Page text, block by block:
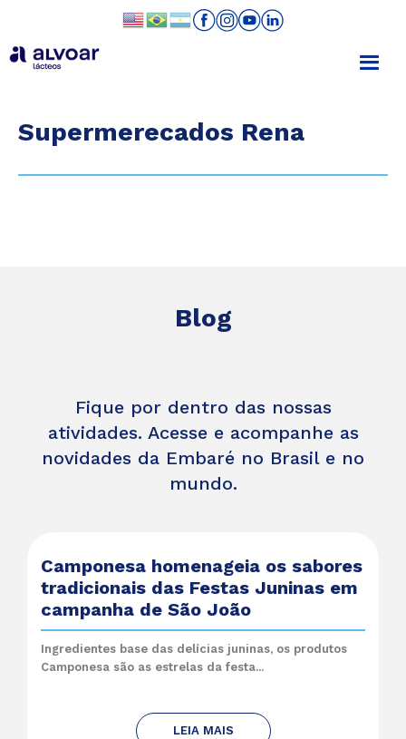
Supermerecados Rena
Blog
Fique por dentro das nossas
atividades. Acesse e acompanhe as
novidades da Embaré no Brasil e no
mundo.
Camponesa homenageia os sabores
tradicionais das Festas Juninas em
campanha de São João
Ingredientes base das delícias juninas, os produtos
Camponesa são as estrelas da festa...
LEIA MAIS